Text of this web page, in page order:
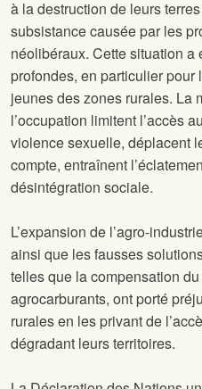
à la destruction de leurs
subsistance causée par les
néolibéraux. Cette situation
profondes, en particulier pour
jeunes des zones rurales. La
l’occupation limitent l’accès
violence sexuelle, déplacent
compte, entraînent
désintégration sociale.
L’expansion de l’agro-
ainsi que les fausses
telles que la compensation
agrocarburants, ont porté
rurales en les privant de
dégradant leurs territoires.